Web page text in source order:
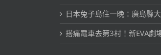
日本兔子島住一晚：廣島縣
搭痛電車去第3村！新EVA劇